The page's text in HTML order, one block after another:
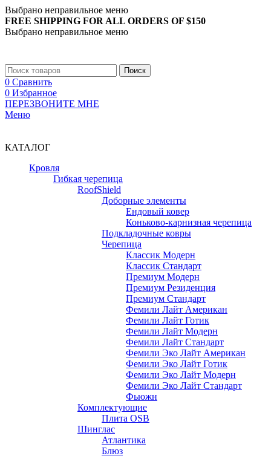
Выбрано неправильное меню
FREE SHIPPING FOR ALL ORDERS OF $150
Выбрано неправильное меню
Поиск
0 Сравнить
0 Избранное
ПЕРЕЗВОНИТЕ МНЕ
Меню
КАТАЛОГ
Кровля
Гибкая черепица
RoofShield
Доборные элементы
Ендовый ковер
Коньково-карнизная черепица
Подкладочные ковры
Черепица
Классик Модерн
Классик Стандарт
Премиум Модерн
Премиум Резиденция
Премиум Стандарт
Фемили Лайт Американ
Фемили Лайт Готик
Фемили Лайт Модерн
Фемили Лайт Стандарт
Фемили Эко Лайт Американ
Фемили Эко Лайт Готик
Фемили Эко Лайт Модерн
Фемили Эко Лайт Стандарт
Фьюжн
Комплектующие
Плита OSB
Шинглас
Атлантика
Блюз